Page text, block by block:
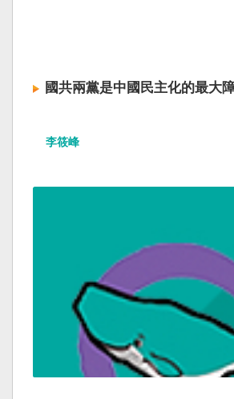
國共兩黨是中國民主化的最大
李筱峰